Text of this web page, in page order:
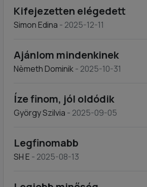
Kifejezetten elégedett
Simon Edina - 2025-12-11
Ajánlom mindenkinek
Nèmeth Dominik- 2025-10-31
Íze finom, jól oldódik
György Szilvia - 2025-09-05
Legfinomabb
SH E - 2025-08-13